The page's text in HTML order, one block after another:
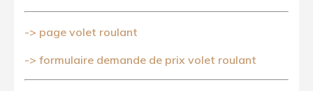
-> page volet roulant
-> formulaire demande de prix volet roulant